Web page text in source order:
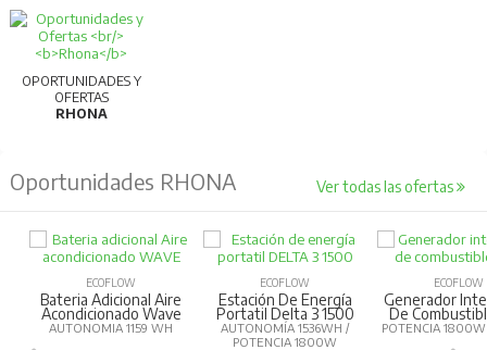
OPORTUNIDADES Y
OFERTAS
RHONA
Oportunidades RHONA Ver todas las ofertas
ECOFLOW
Bateria Adicional Aire
Acondicionado Wave
AUTONOMIA 1159 WH
ECOFLOW
Estación De Energía
Portatil Delta 3 1500
AUTONOMÍA 1536WH /
POTENCIA 1800W
ECOFLOW
Generador
De
POTENCIA